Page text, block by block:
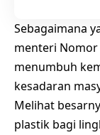
Sebagaimana
menteri Nomor
menumbuh
kesadaran
Melihat
plastik bagi